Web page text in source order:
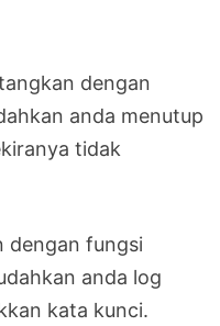
dengan
anda menutup
tidak
dengan fungsi
anda log
kata kunci.